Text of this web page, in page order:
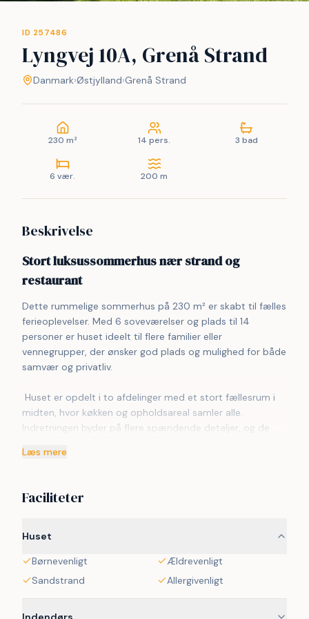
ID 257486
Lyngvej 10A, Grenå Strand
Danmark›Østjylland›Grenå Strand
230 m² 14 pers. 3 bad
6 vær. 200 m
Beskrivelse
Stort luksussommerhus nær strand og
restaurant
Dette rummelige sommerhus på 230 m² er skabt til fælles
ferieoplevelser. Med 6 soveværelser og plads til 14
personer er huset ideelt til flere familier eller
vennegrupper, der ønsker god plads og mulighed for både
samvær og privatliv.
midten, hvor køkken og opholdsareal samler alle.
Indretningen byder på flere spændende detaljer, og de
huset er fuldt besat.
giver mulighed for afslapning året rundt, mens den private
stunder i fredelige omgivelser.
Området ved Grenå er særligt attraktivt for ferieophold.
Kun 200 meter fra huset ligger den brede sandstrand
Læs mere
Faciliteter
Huset
Børnevenligt
Ældrevenligt
Sandstrand
Allergivenligt